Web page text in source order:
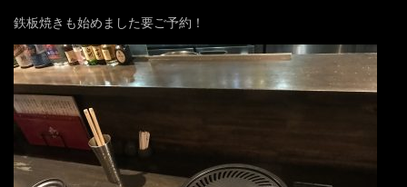
鉄板焼きも始めました要ご予約！